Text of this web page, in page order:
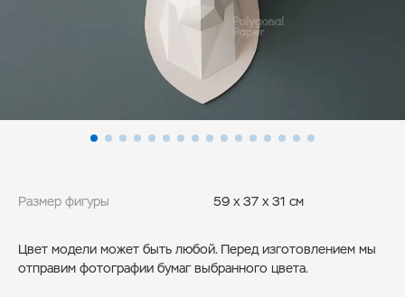
Размер фигуры 59 x 37 x 31 см
Цвет модели может быть любой. Перед изготовлением мы
отправим фотографии бумаг выбранного цвета.